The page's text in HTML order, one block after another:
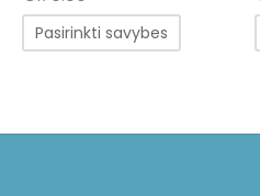
Pasirinkti savybes